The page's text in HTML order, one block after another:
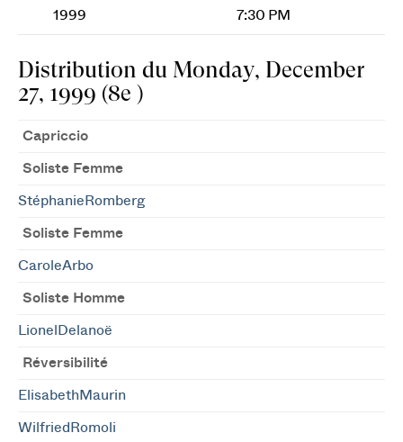
1999
7:30 PM
Distribution du Monday, December
27, 1999 (8e )
Capriccio
Soliste Femme
StéphanieRomberg
Soliste Femme
CaroleArbo
Soliste Homme
LionelDelanoë
Réversibilité
ElisabethMaurin
WilfriedRomoli